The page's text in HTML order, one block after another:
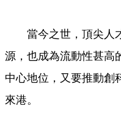
當今之世，頂尖人
源，也成為流動性甚高
中心地位，又要推動創
來港。